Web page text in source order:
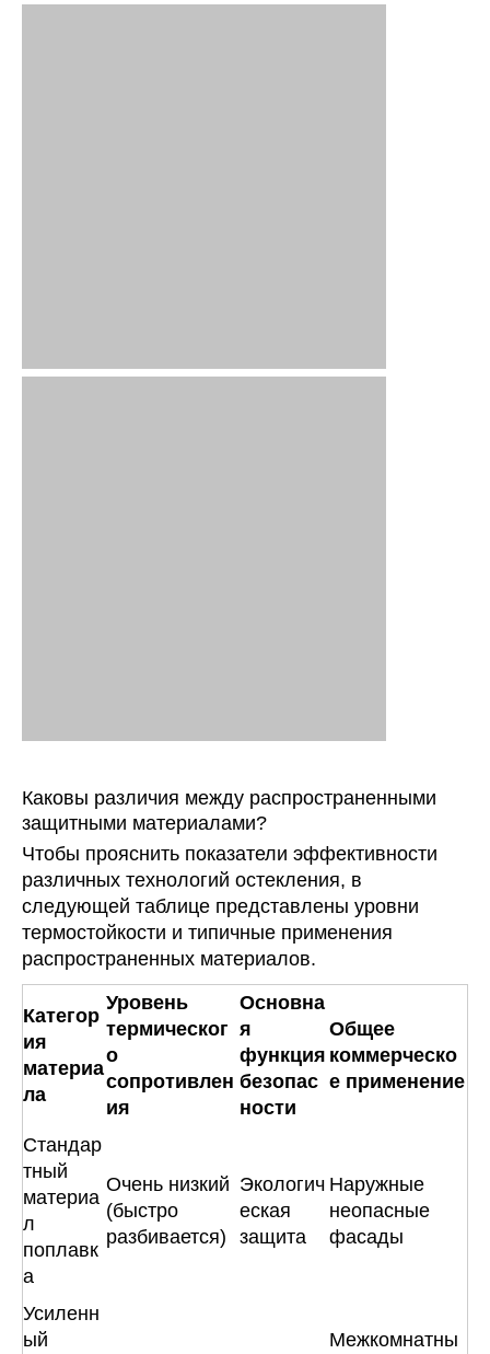
Каковы различия между распространенными
защитными материалами?
Чтобы прояснить показатели эффективности
различных технологий остекления, в
следующей таблице представлены уровни
термостойкости и типичные применения
распространенных материалов.
Категор
ия
материа
ла
Уровень
термическог
о
сопротивлен
ия
Основна
я
функция
безопас
ности
Общее
коммерческо
е применение
Стандар
тный
материа
л
поплавк
а
Очень низкий
(быстро
разбивается)
Экологич
еская
защита
Наружные
неопасные
фасады
Усиленн
ый
Межкомнатны